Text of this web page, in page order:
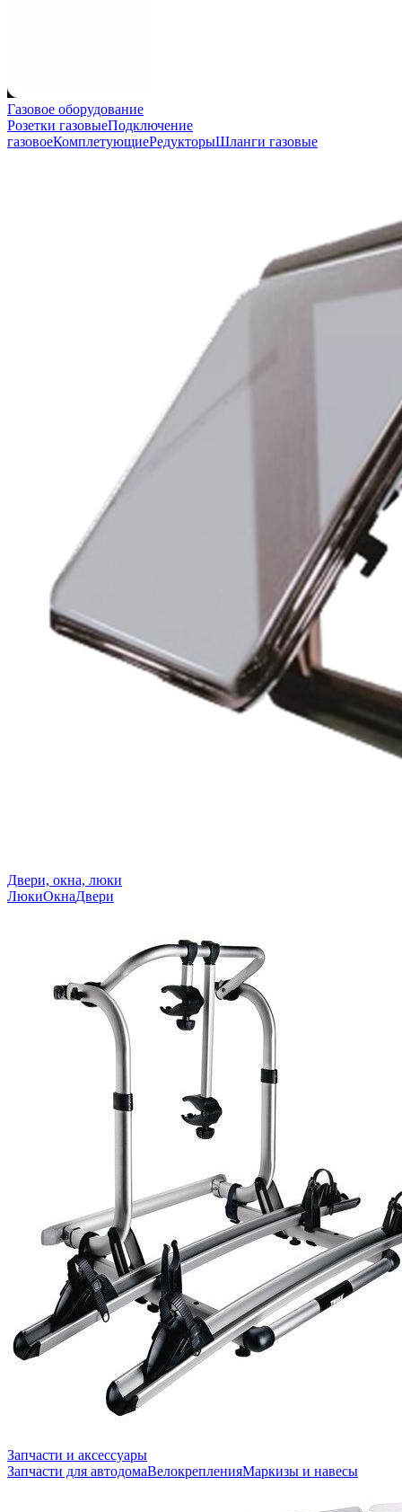
Газовое оборудование
Розетки газовыеПодключение
газовоеКомплетующиеРедукторыШланги газовые
Двери, окна, люки
ЛюкиОкнаДвери
Запчасти и аксессуары
Запчасти для автодомаВелокрепленияМаркизы и навесы